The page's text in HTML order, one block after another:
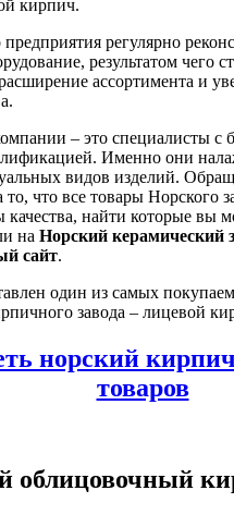
кирпич.
предприятия регулярно
результатом чего
ассортимента и
– это специалисты
Именно они
видов изделий.
что все товары Норского
качества, найти которые вы
на Норский керамический
сайт.
один из самых
завода – лицевой
норский
товаров
облицовочный